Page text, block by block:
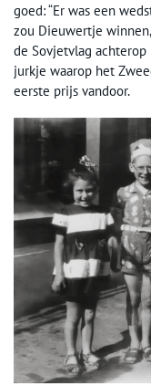
goed: “Er was een
zou Dieuwertje
de Sovjetvlag achterop
jurkje waarop het
eerste prijs vandoor.